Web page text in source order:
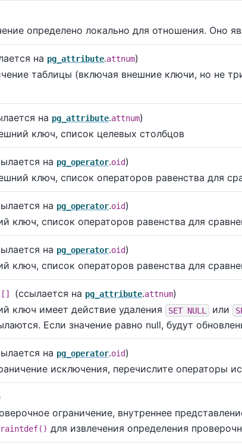
определено локально для отношения. Оно
на pg_attribute.attnum)
таблицы (включая внешние ключи, но не
на pg_attribute.attnum)
ключ, список целевых столбцов
на pg_operator.oid)
ключ, список операторов равенства для
на pg_operator.oid)
ключ, список операторов равенства для
на pg_operator.oid)
ключ, список операторов равенства для
(ссылается на pg_attribute.attnum)
ключ имеет действие удаления
SET NULL или
Если значение равно null, будут
на pg_operator.oid)
исключения, перечислите операторы
ограничение, внутреннее
для извлечения определения